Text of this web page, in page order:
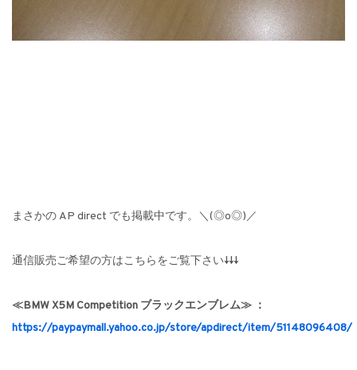
まさかの AP direct でも掲載中です。＼(◎o◎)／
通信販売ご希望の方はこちらをご覧下さい↓↓↓
≪BMW X5M Competition ブラックエンブレム≫ ：
https://paypaymall.yahoo.co.jp/store/apdirect/item/51148096408/